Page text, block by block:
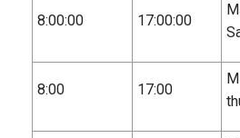
8:00:00 17:00:00
8:00 17:00